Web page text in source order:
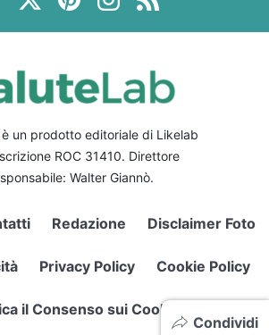
Condividi
un prodotto editoriale di Likelab
ROC 31410. Direttore
Walter Giannò.
Redazione Disclaimer Foto
Privacy Policy Cookie Policy
il Consenso sui Cookie